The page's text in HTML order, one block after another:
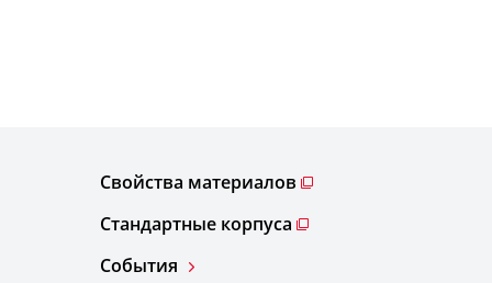
Свойства материалов
Стандартные корпуса
События